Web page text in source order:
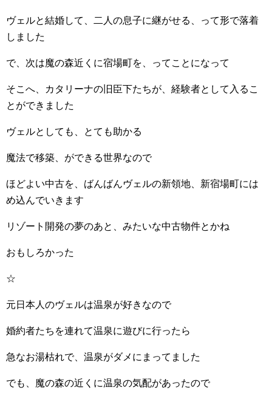
ヴェルと結婚して、二人の息子に継がせる、って形で落着
しました
で、次は魔の森近くに宿場町を、ってことになって
そこへ、カタリーナの旧臣下たちが、経験者として入るこ
とができました
ヴェルとしても、とても助かる
魔法で移築、ができる世界なので
ほどよい中古を、ばんばんヴェルの新領地、新宿場町には
め込んでいきます
リゾート開発の夢のあと、みたいな中古物件とかね
おもしろかった
☆
元日本人のヴェルは温泉が好きなので
婚約者たちを連れて温泉に遊びに行ったら
急なお湯枯れで、温泉がダメにまってました
でも、魔の森の近くに温泉の気配があったので